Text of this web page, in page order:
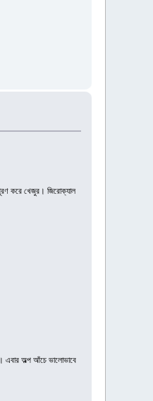
করে খেজুর। জিরোক্যাল
এবার অল্প আঁচে ভালোভাবে